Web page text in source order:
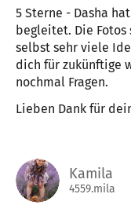
5 Sterne - Dasha
begleitet. Die
selbst sehr viele
dich für zukünftige
nochmal Fragen.
Lieben Dank für
Kamila
4559.mila